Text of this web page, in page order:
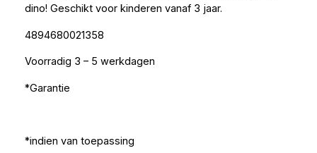
dino! Geschikt voor kinderen vanaf 3 jaar.
4894680021358
Voorradig 3 – 5 werkdagen
*Garantie
*indien van toepassing